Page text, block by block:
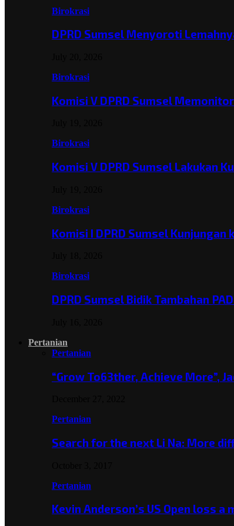
Birokrasi
DPRD Sumsel Menyoroti
Birokrasi
Komisi V DPRD Sumsel
Birokrasi
Komisi V DPRD Sumsel Lakukan
Birokrasi
Komisi I DPRD Sumsel
Birokrasi
DPRD Sumsel Bidik Tambahan
Pertanian
Pertanian
“Grow To63ther, Achieve More”,
Pertanian
Search for the next Li Na: More
Pertanian
Kevin Anderson’s US Open loss a